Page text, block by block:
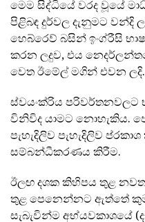
මෙම සිද්ධියේ වරද වූයේ
පිළිබඳ දුර්වල දැනුමට වන්දි
හෙබ්රෙව් බසින් ඉංග්රීසි
කරන ලදුව, එය
වෙත ඊමේල් මගින් එවන ලදි.
ස්වයංක්රිය පරිවර්තනවලට
විනිවිද යාමට නොහැකිය.
පැහැදිලිව පැහැදිලිව
සම්බන්ධීකරණය කිරීම.
ඊලඟ දශක කිහිපය තුළ
තුළ පෙනෙන්නට ඇත්තේ
සැබැවින්ම අභ්යවකාශයේ